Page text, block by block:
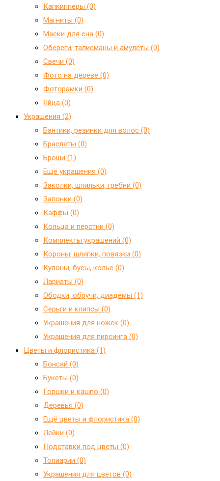
Капкипперы (0)
Магниты (0)
Маски для сна (0)
Обереги, талисманы и амулеты (0)
Свечи (0)
Фото на дереве (0)
Фоторамки (0)
Яйца (0)
Украшения (2)
Бантики, резинки для волос (0)
Браслеты (0)
Броши (1)
Ещё украшения (0)
Заколки, шпильки, гребни (0)
Запонки (0)
Каффы (0)
Кольца и перстни (0)
Комплекты украшений (0)
Короны, шляпки, повязки (0)
Кулоны, бусы, колье (0)
Лариаты (0)
Ободки, обручи, диадемы (1)
Серьги и клипсы (0)
Украшения для ножек (0)
Украшения для пирсинга (0)
Цветы и флористика (1)
Бонсай (0)
Букеты (0)
Горшки и кашпо (0)
Деревья (0)
Ещё цветы и флористика (0)
Лейки (0)
Подставки под цветы (0)
Топиарии (0)
Украшения для цветов (0)